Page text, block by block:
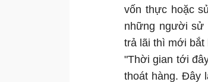
vốn thực hoặc
những người sử
trả lãi thì mới bắt
"Thời gian tới
thoát hàng. Đây